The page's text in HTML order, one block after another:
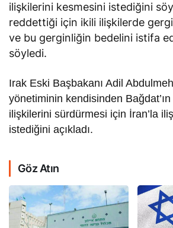
ilişkilerini kesmesini istediğini
reddettiği için ikili ilişkilerde
ve bu gerginliğin bedelini istifa
söyledi.
Irak Eski Başbakanı Adil
yönetiminin kendisinden
ilişkilerini sürdürmesi için İran’la
istediğini açıkladı.
Göz Atın